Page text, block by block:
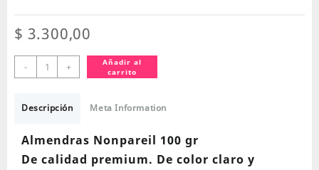
$ 3.300,00
-
Almendras
Nonpareil
gr
+
Añadir al
carrito
Descripción Meta Information
Almendras Nonpareil 100 gr
De calidad premium. De color claro y